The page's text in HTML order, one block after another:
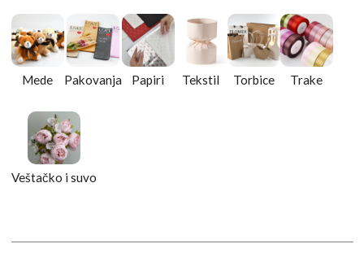
Mede Pakovanja Papiri Tekstil Torbice Trake
Veštačko i suvo